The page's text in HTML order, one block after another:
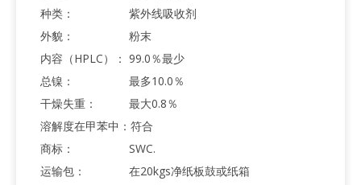
种类：
紫外线吸收剂
外貌：
粉末
内容（HPLC）： 99.0％最少
总镍：
最多10.0％
干燥失重：
最大0.8％
溶解度在甲苯中： 符合
商标：
SWC.
运输包：
在20kgs净纸板鼓或纸箱